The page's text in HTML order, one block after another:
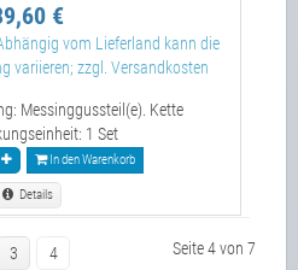
€
vom Lieferland kann die
variieren; zzgl. Versandkosten
Messinggussteil(e). Kette
1 Set
In den Warenkorb
Details
3
4
Seite 4 von 7